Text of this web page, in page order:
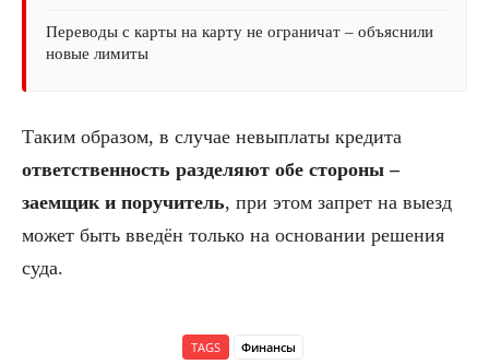
Переводы с карты на карту не ограничат – объяснили
новые лимиты
Таким образом, в случае невыплаты кредита
ответственность разделяют обе стороны –
заемщик и поручитель, при этом запрет на выезд
может быть введён только на основании решения
суда.
TAGS Финансы